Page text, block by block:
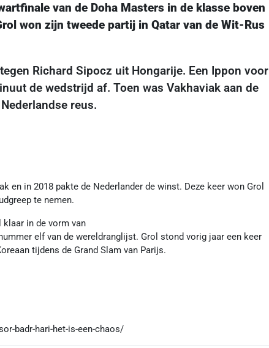
van de Doha Masters in de klasse boven
won zijn tweede partij in Qatar van de Wit-Rus
Richard Sipocz uit Hongarije. Een Ippon voor
de wedstrijd af. Toen was Vakhaviak aan de
reus.
en in 2018 pakte de Nederlander de winst. Deze keer won Grol
te nemen.
klaar in de vorm van
elf van de wereldranglijst. Grol stond vorig jaar een keer
tijdens de Grand Slam van Parijs.
badr-hari-het-is-een-chaos/